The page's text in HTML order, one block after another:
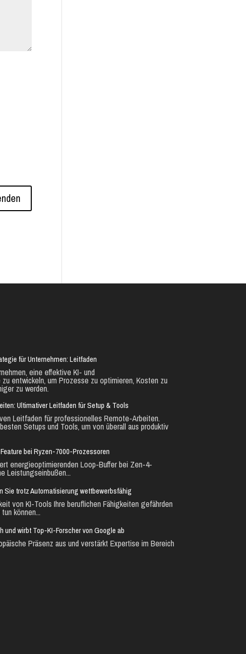
für Unternehmen: Leitfaden
eine effektive KI- und
entwickeln, um Prozesse zu optimieren, Kosten zu
zu werden.
Ultimativer Leitfaden für Setup & Tools
Leitfaden für professionelles Remote-Arbeiten.
Setups und Tools, um von überall aus produktiv
bei Ryzen-7000-Prozessoren
energieoptimierenden Loop-Buffer bei Zen-4-
Leistungseinbußen...
Sie trotz Automatisierung wettbewerbsfähig
von KI-Tools Ihre beruflichen Fähigkeiten gefährden
können...
und wirbt Top-KI-Forscher von Google ab
Präsenz aus und verstärkt Expertise im Bereich